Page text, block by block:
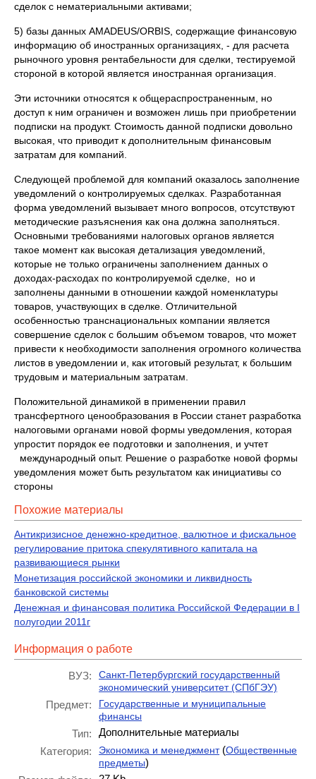
сделок с нематериальными активами;
5) базы данных AMADEUS/ORBIS, содержащие финансовую
информацию об иностранных организациях, - для расчета
рыночного уровня рентабельности для сделки, тестируемой
стороной в которой является иностранная организация.
Эти источники относятся к общераспространенным, но
доступ к ним ограничен и возможен лишь при приобретении
подписки на продукт. Стоимость данной подписки довольно
высокая, что приводит к дополнительным финансовым
затратам для компаний.
Следующей проблемой для компаний оказалось заполнение
уведомлений о контролируемых сделках. Разработанная
форма уведомлений вызывает много вопросов, отсутствуют
методические разъяснения как она должна заполняться.
Основными требованиями налоговых органов является
такое момент как высокая детализация уведомлений,
которые не только ограничены заполнением данных о
доходах-расходах по контролируемой сделке, но и
заполнены данными в отношении каждой номенклатуры
товаров, участвующих в сделке. Отличительной
особенностью транснациональных компании является
совершение сделок с большим объемом товаров, что может
привести к необходимости заполнения огромного количества
листов в уведомлении и, как итоговый результат, к большим
трудовым и материальным затратам.
Положительной динамикой в применении правил
трансфертного ценообразования в России станет разработка
налоговыми органами новой формы уведомления, которая
упростит порядок ее подготовки и заполнения, и учтет
международный опыт. Решение о разработке новой формы
уведомления может быть результатом как инициативы со
стороны
Похожие материалы
Антикризисное денежно-кредитное, валютное и фискальное
регулирование притока спекулятивного капитала на
развивающиеся рынки
Монетизация российской экономики и ликвидность
банковской системы
Денежная и финансовая политика Российской Федерации в I
полугодии 2011г
Информация о работе
ВУЗ:
Санкт-Петербургский государственный
экономический университет (СПбГЭУ)
Предмет:
Государственные и муниципальные
финансы
Тип:
Дополнительные материалы
Категория:
Экономика и менеджмент(Общественные
предметы)